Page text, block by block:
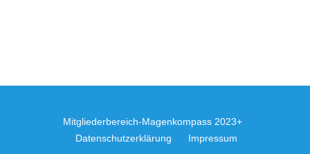
Mitgliederbereich-Magenkompass 2023+
Datenschutzerklärung
Impressum